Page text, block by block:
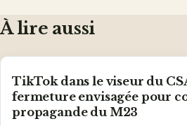
À lire aussi
TikTok dans le viseur du
fermeture envisagée pour
propagande du M23